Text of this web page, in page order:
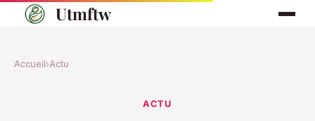
Utmftw
Accueil›Actu
ACTU